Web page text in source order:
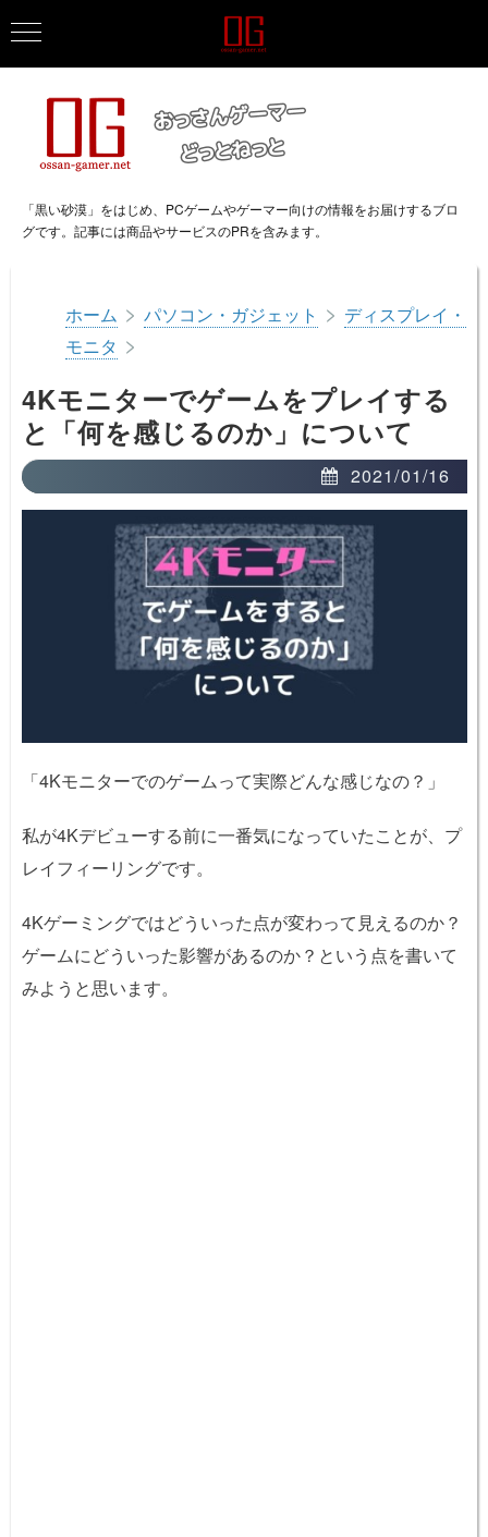
「黒い砂漠」をはじめ、PCゲームやゲーマー向けの情報をお届けするブロ
グです。記事には商品やサービスのPRを含みます。
ホーム > パソコン・ガジェット > ディスプレイ・
モニタ >
4Kモニターでゲームをプレイする
と「何を感じるのか」について
2021/01/16
「4Kモニターでのゲームって実際どんな感じなの？」
私が4Kデビューする前に一番気になっていたことが、プ
レイフィーリングです。
4Kゲーミングではどういった点が変わって見えるのか？
ゲームにどういった影響があるのか？という点を書いて
みようと思います。